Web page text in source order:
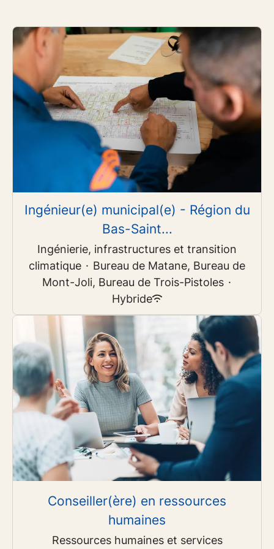
Ingénieur(e) municipal(e) - Région du
Bas-Saint...
Ingénierie, infrastructures et transition
climatique · Bureau de Matane, Bureau de
Mont-Joli, Bureau de Trois-Pistoles ·
Hybride
Conseiller(ère) en ressources
humaines
Ressources humaines et services